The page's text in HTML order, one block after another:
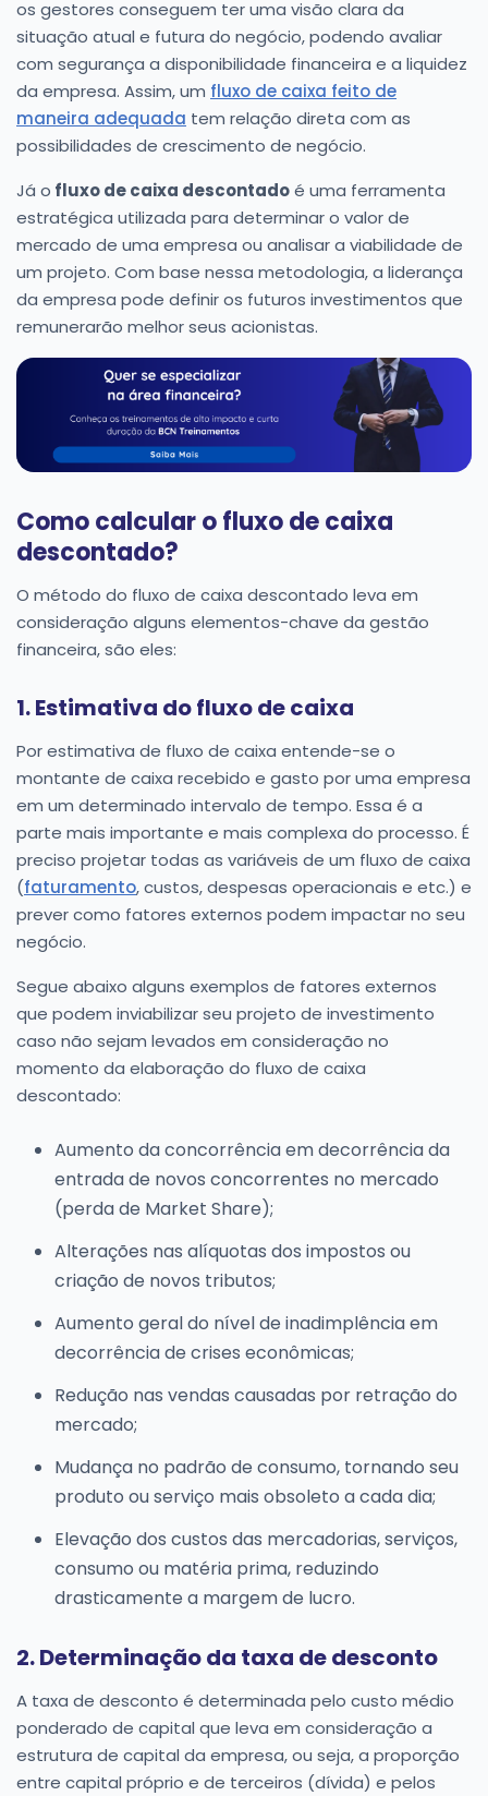
os gestores conseguem ter uma visão clara da
situação atual e futura do negócio, podendo avaliar
com segurança a disponibilidade financeira e a liquidez
da empresa. Assim, um fluxo de caixa feito de
maneira adequada tem relação direta com as
possibilidades de crescimento de negócio.
Já o fluxo de caixa descontadoé uma ferramenta
estratégica utilizada para determinar o valor de
mercado de uma empresa ou analisar a viabilidade de
um projeto. Com base nessa metodologia, a liderança
da empresa pode definir os futuros investimentos que
remunerarão melhor seus acionistas.
Como calcular o fluxo de caixa
descontado?
O método do fluxo de caixa descontado leva em
consideração alguns elementos-chave da gestão
financeira, são eles:
1. Estimativa do fluxo de caixa
Por estimativa de fluxo de caixa entende-se o
montante de caixa recebido e gasto por uma empresa
em um determinado intervalo de tempo. Essa é a
parte mais importante e mais complexa do processo. É
preciso projetar todas as variáveis de um fluxo de caixa
(faturamento, custos, despesas operacionais e etc.) e
prever como fatores externos podem impactar no seu
negócio.
Segue abaixo alguns exemplos de fatores externos
que podem inviabilizar seu projeto de investimento
caso não sejam levados em consideração no
momento da elaboração do fluxo de caixa
descontado:
Aumento da concorrência em decorrência da
entrada de novos concorrentes no mercado
(perda de Market Share);
Alterações nas alíquotas dos impostos ou
criação de novos tributos;
Aumento geral do nível de inadimplência em
decorrência de crises econômicas;
Redução nas vendas causadas por retração do
mercado;
Mudança no padrão de consumo, tornando seu
produto ou serviço mais obsoleto a cada dia;
Elevação dos custos das mercadorias, serviços,
consumo ou matéria prima, reduzindo
drasticamente a margem de lucro.
2. Determinação da taxa de desconto
A taxa de desconto é determinada pelo custo médio
ponderado de capital que leva em consideração a
estrutura de capital da empresa, ou seja, a proporção
entre capital próprio e de terceiros (dívida) e pelos